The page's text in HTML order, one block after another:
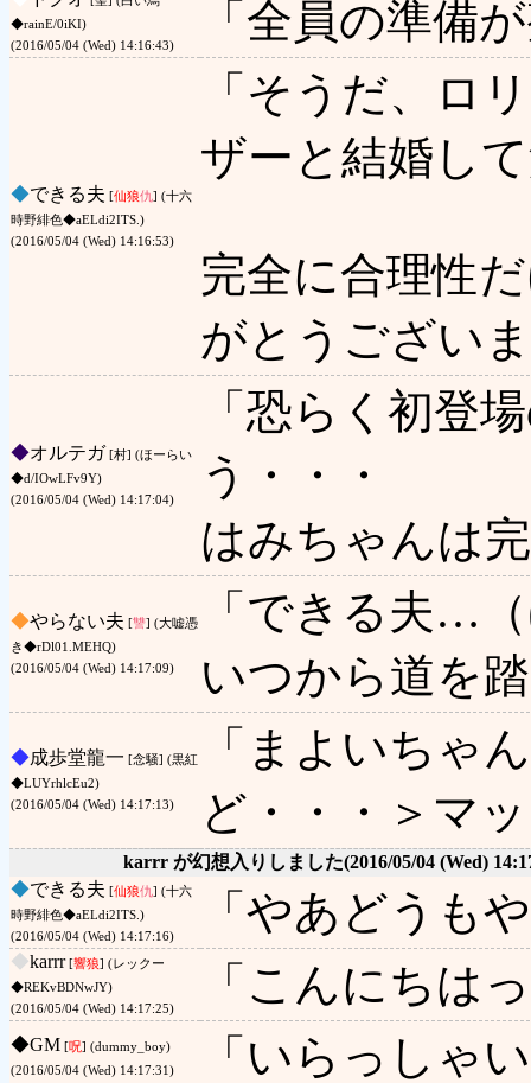
◆rainE/0iKI)
(2016/05/04 (Wed) 14:16:43)
「全員の準備
◆できる夫 [仙狼仇] (十六
時野緋色◆aELdi2ITS.)
(2016/05/04 (Wed) 14:16:53)
「そうだ、ロ
ザーと結婚し
完全に合理性
がとうござい
◆オルテガ [村] (ほーらい
◆d/IOwLFv9Y)
(2016/05/04 (Wed) 14:17:04)
「恐らく初登
う・・・
はみちゃんは
◆やらない夫 [讐] (大嘘憑
き◆rDl01.MEHQ)
(2016/05/04 (Wed) 14:17:09)
「できる夫…
いつから道を
◆成歩堂龍一 [念騒] (黒紅
◆LUYrhlcEu2)
(2016/05/04 (Wed) 14:17:13)
「まよいちゃ
ど・・・＞マ
karrr が幻想入りしました(2016/05/04 (Wed)
◆できる夫 [仙狼仇] (十六
時野緋色◆aELdi2ITS.)
(2016/05/04 (Wed) 14:17:16)
「やあどうも
◆karrr[響狼] (レックー
◆REKvBDNwJY)
(2016/05/04 (Wed) 14:17:25)
「こんにちは
◆GM [呪] (dummy_boy)
(2016/05/04 (Wed) 14:17:31)
「いらっしゃ